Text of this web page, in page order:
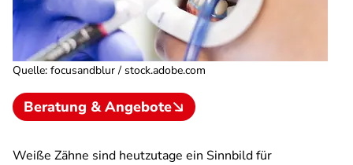
Quelle: focusandblur / stock.adobe.com
Beratung & Angebote
Weiße Zähne sind heutzutage ein Sinnbild für